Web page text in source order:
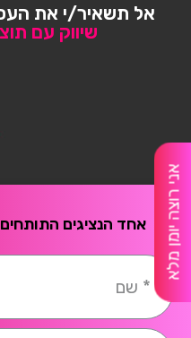
אני רוצה יומן מלא
אל תשאיר/י את
שיווק עם
אחד הנציגים